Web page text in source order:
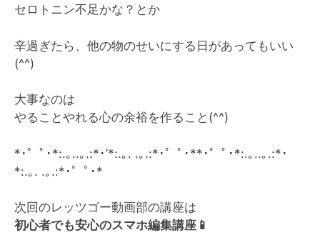
セロトニン不足かな？とか
辛過ぎたら、他の物のせいにする日があってもいい
(^^)
大事なのは
やることやれる心の余裕を作ること(^^)
*･゜ﾟ･*:.｡..｡.:*･’*:.｡. .｡.:*･゜ﾟ･**･゜ﾟ･*:.｡..｡.:*･
*:.｡. .｡.:*･゜ﾟ･*
次回のレッツゴー動画部の講座は
初心者でも安心のスマホ編集講座 📱